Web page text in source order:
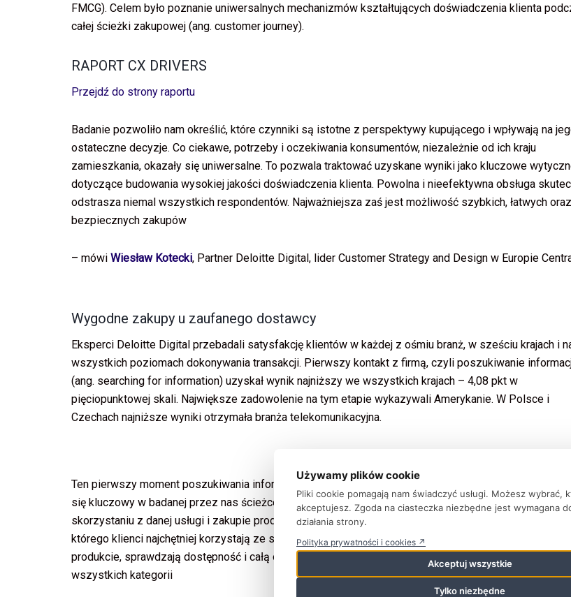
FMCG). Celem było poznanie uniwersalnych mechanizmów kształtujących doświadczenia klienta
całej ścieżki zakupowej (ang. customer journey).
RAPORT CX DRIVERS
Przejdź do strony raportu
Badanie pozwoliło nam określić, które czynniki są istotne z perspektywy kupującego i wpływają na
ostateczne decyzje. Co ciekawe, potrzeby i oczekiwania konsumentów, niezależnie od ich kraju
zamieszkania, okazały się uniwersalne. To pozwala traktować uzyskane wyniki jako kluczowe
dotyczące budowania wysokiej jakości doświadczenia klienta. Powolna i nieefektywna obsługa
odstrasza niemal wszystkich respondentów. Najważniejsza zaś jest możliwość szybkich, łatwych oraz
bezpiecznych zakupów
– mówi Wiesław Kotecki, Partner Deloitte Digital, lider Customer Strategy and Design w Europie
Wygodne zakupy u zaufanego dostawcy
Eksperci Deloitte Digital przebadali satysfakcję klientów w każdej z ośmiu branż, w sześciu krajach i
wszystkich poziomach dokonywania transakcji. Pierwszy kontakt z firmą, czyli poszukiwanie
(ang. searching for information) uzyskał wynik najniższy we wszystkich krajach – 4,08 pkt w
pięciopunktowej skali. Największe zadowolenie na tym etapie wykazywali Amerykanie. W Polsce i
Czechach najniższe wyniki otrzymała branża telekomunikacyjna.
Ten pierwszy moment poszukiwania informacji zyskał na znaczeniu szczególnie podczas pandemii i
się kluczowy w badanej przez nas ścieżce klienta. Często już w tym momencie zapada decyzja o
skorzystaniu z danej usługi i zakupie produktu. Co istotne, jest to najbardziej zdigitalizowany etap,
którego klienci najchętniej korzystają ze smartfonów. Porównują ceny, szukają dodatkowych informacji o
produkcie, sprawdzają dostępność i całą ofertę. Widoczne jest rosnące znaczenie tego etapu wśród
wszystkich kategorii
Używamy plików cookie
Pliki cookie pomagają nam świadczyć usługi. Możesz wybrać,
akceptujesz. Zgoda na ciasteczka niezbędne jest wymagana
działania strony.
Polityka prywatności i cookies ↗
Akceptuj wszystkie
Tylko niezbędne